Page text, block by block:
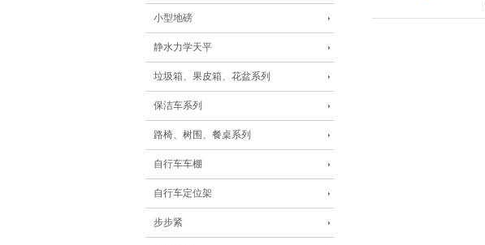
小型地磅
静水力学天平
垃圾箱、果皮箱、花盆系列
保洁车系列
路椅、树围、餐桌系列
自行车车棚
自行车定位架
步步紧